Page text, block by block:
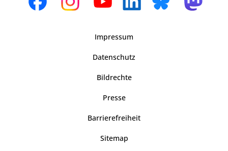
Impressum
Datenschutz
Bildrechte
Presse
Barrierefreiheit
Sitemap